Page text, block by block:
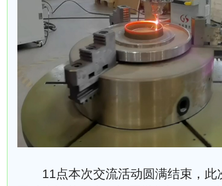
11点本次交流活动圆满结束，此